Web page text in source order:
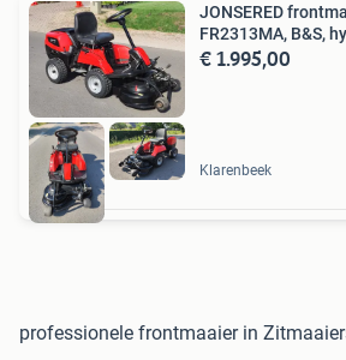
JONSERED
FR2313MA, B&S,
€ 1.995,00
Klarenbeek
professionele frontmaaier in